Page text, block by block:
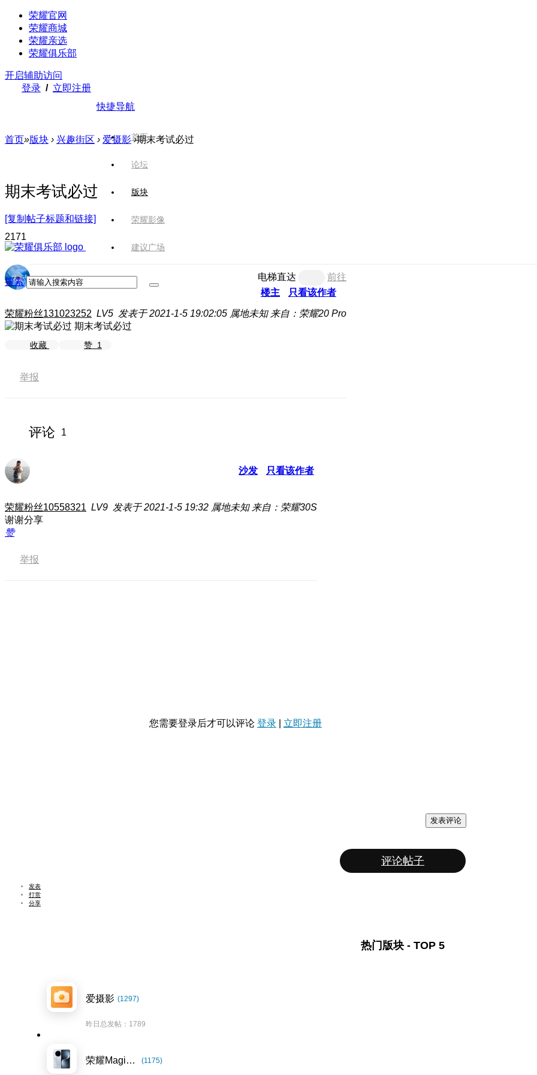
荣耀官网
荣耀商城
荣耀亲选
荣耀俱乐部
开启辅助访问
登录 / 立即注册
快捷导航
首页
论坛
版块
荣耀影像
建议广场
搜索
首页»版块 › 兴趣街区 › 爱摄影 ›期末考试必过
期末考试必过
[复制帖子标题和链接]
2171
电梯直达
前往
楼主
只看该作者
荣耀粉丝131023252 LV5 发表于 2021-1-5 19:02:05 属地未知 来自：荣耀20 Pro
期末考试必过
收藏 赞 1
举报
评论 1
沙发 只看该作者
荣耀粉丝10558321 LV9 发表于 2021-1-5 19:32 属地未知 来自：荣耀30S
谢谢分享
赞
举报
您需要登录后才可以评论 登录 立即注册
发表评论
评论帖子
发表
打赏
分享
热门版块 - TOP 5
爱摄影 (1297)
昨日总发帖：1789
荣耀Magic7系列 (1175)